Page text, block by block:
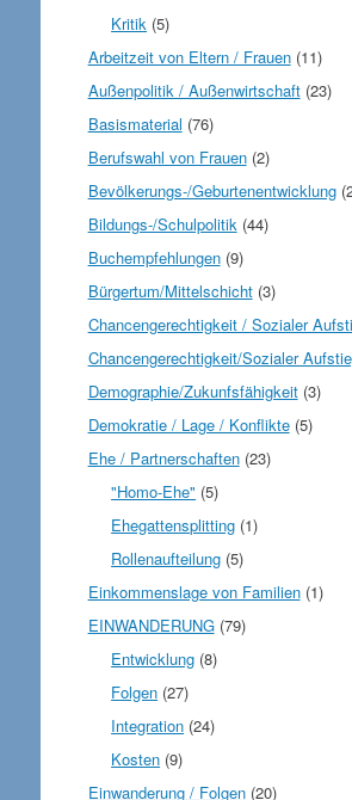
Kritik (5)
Arbeitzeit von Eltern / Frauen(11)
Außenpolitik / Außenwirtschaft(23)
Basismaterial (76)
Berufswahl von Frauen(2)
Bevölkerungs-/Geburtenentwicklung
Bildungs-/Schulpolitik(44)
Buchempfehlungen(9)
Bürgertum/Mittelschicht(3)
Chancengerechtigkeit / Sozialer
Chancengerechtigkeit/Sozialer
Demographie/Zukunfsfähigkeit(3)
Demokratie / Lage / Konflikte(5)
Ehe / Partnerschaften(23)
"Homo-Ehe" (5)
Ehegattensplitting (1)
Rollenaufteilung (5)
Einkommenslage von Familien(1)
EINWANDERUNG(79)
Entwicklung (8)
Folgen (27)
Integration (24)
Kosten (9)
Einwanderung / Folgen(20)